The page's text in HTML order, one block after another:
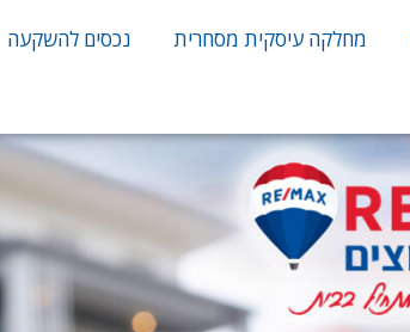
מחלקה עיסקית מסחרית נכסים להשקעה